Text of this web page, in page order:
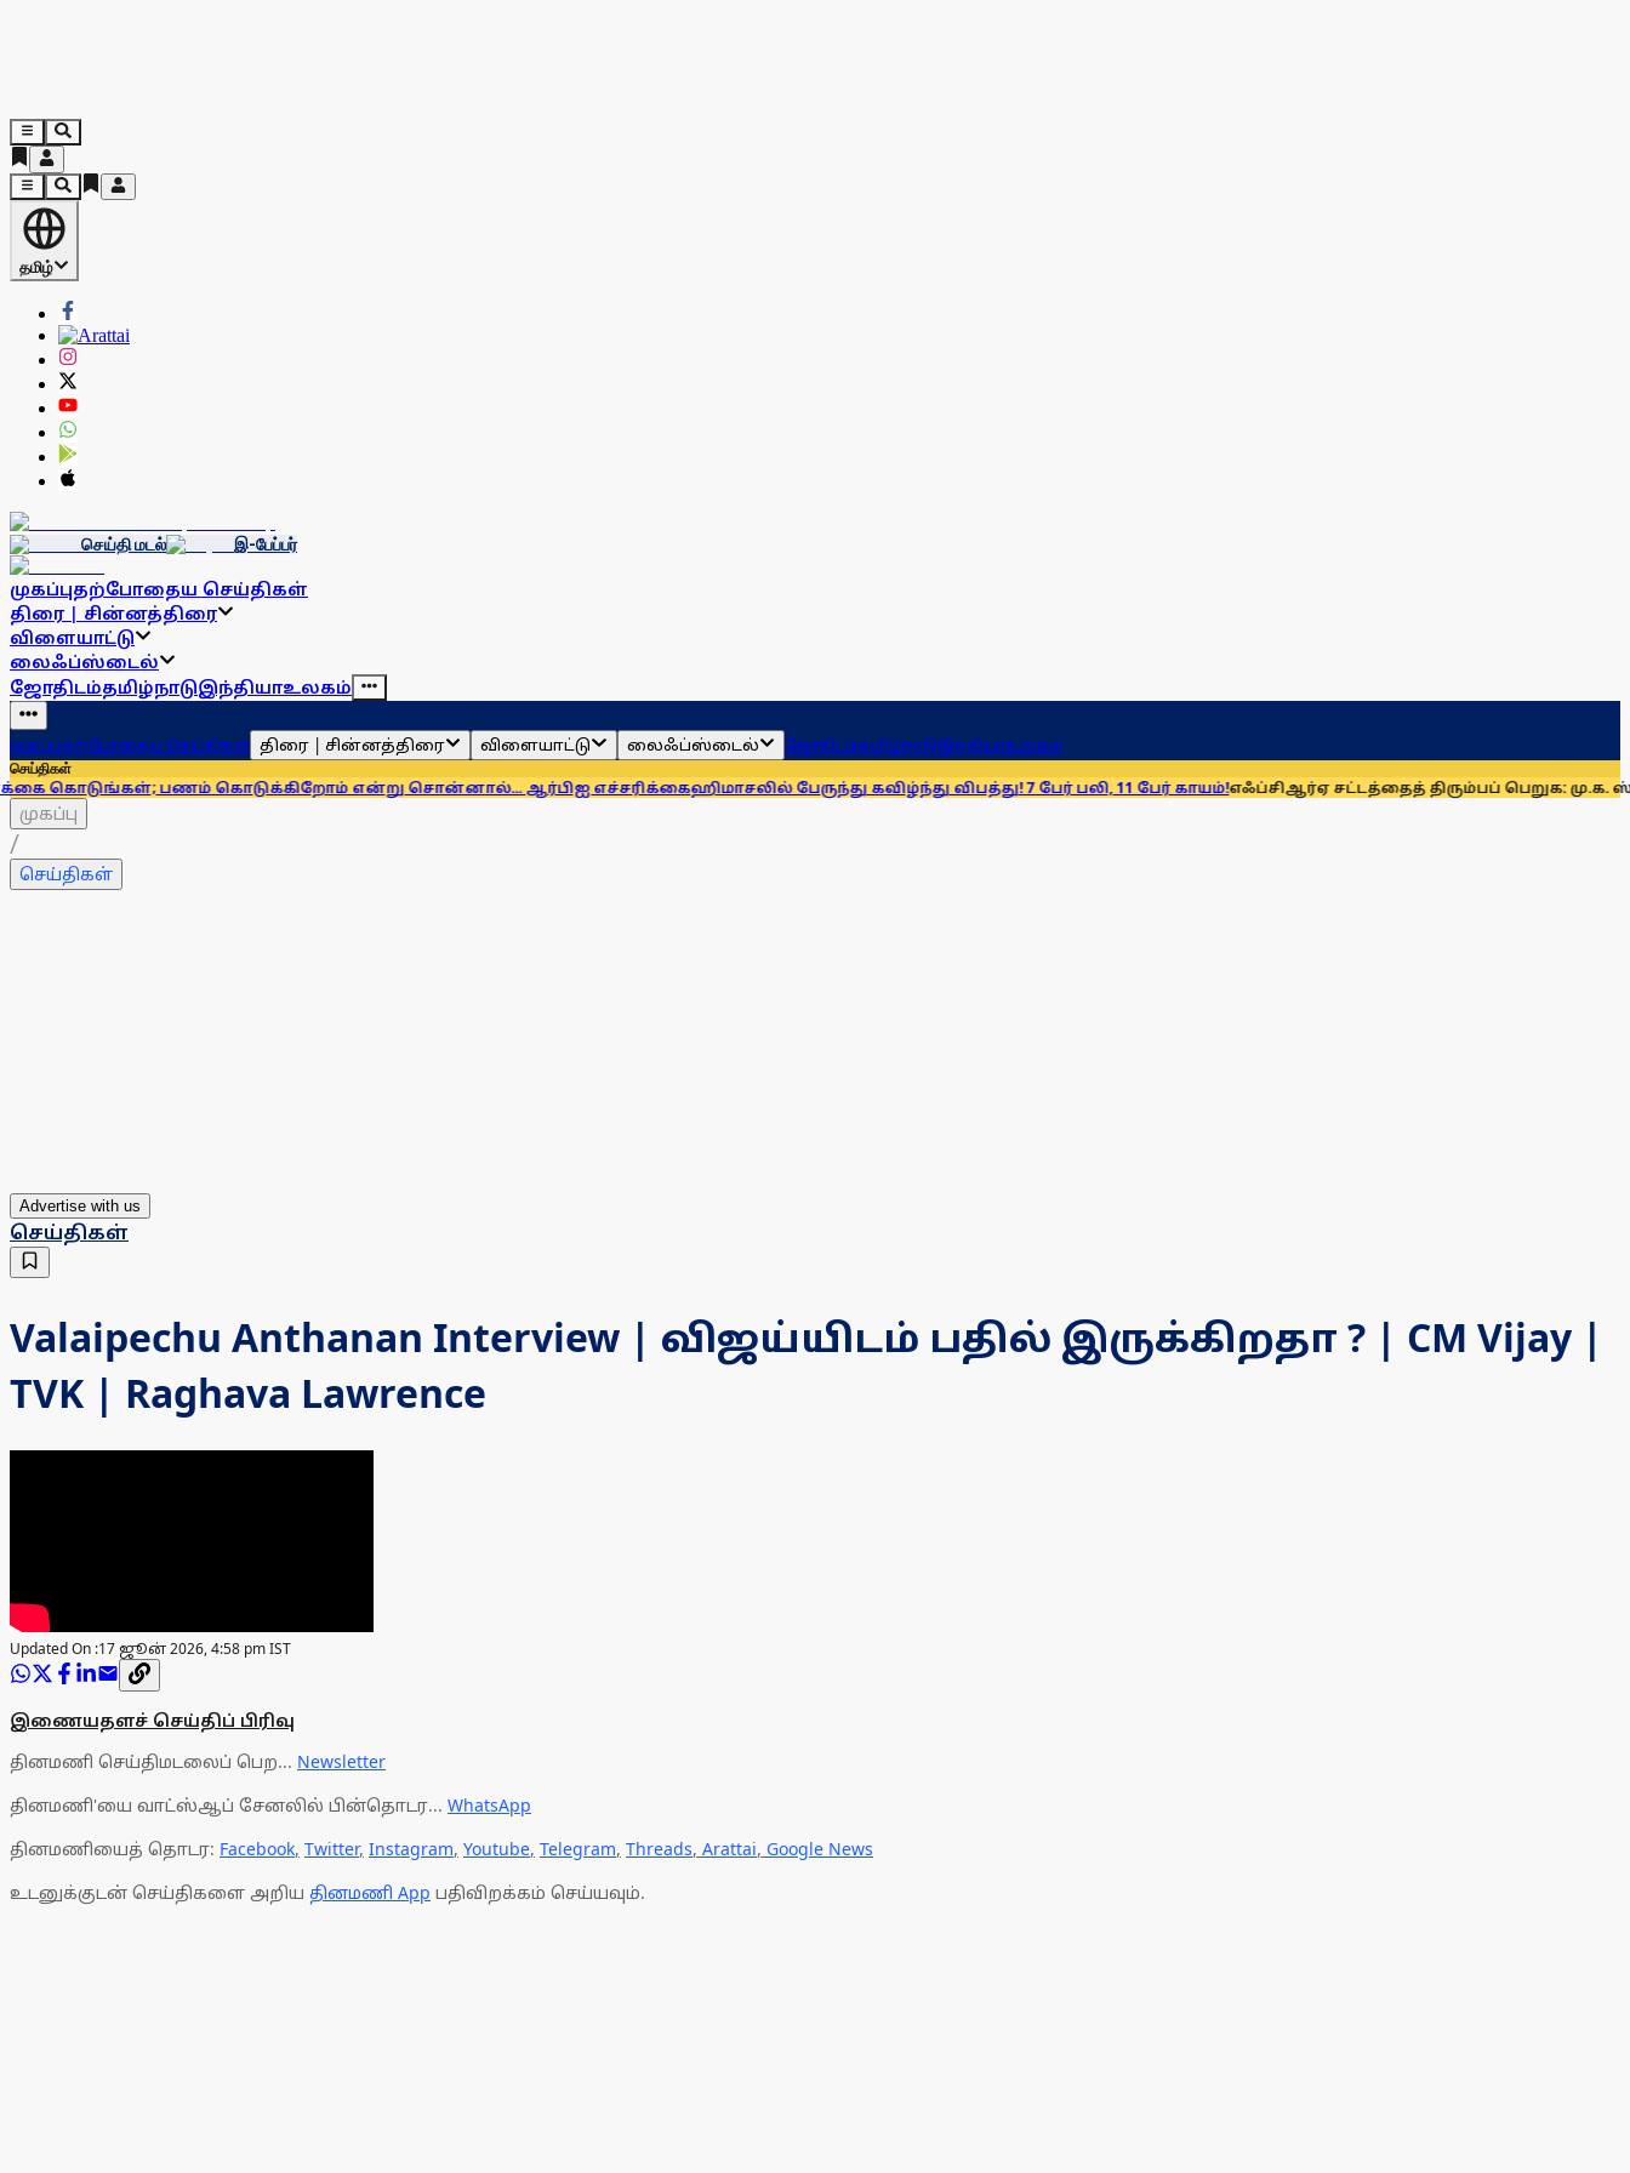
தமிழ்
செய்தி மடல் இ-பேப்பர்
முகப்புதற்போதைய செய்திகள்
திரை | சின்னத்திரை
விளையாட்டு
லைஃப்ஸ்டைல்
ஜோதிடம்தமிழ்நாடுஇந்தியாஉலகம்
முகப்புதற்போதைய செய்திகள் திரை | சின்னத்திரை விளையாட்டு லைஃப்ஸ்டைல் ஜோதிடம்தமிழ்நாடுஇந்தியாஉலகம்
செய்திகள்
பணம் கொடுக்கிறோம் என்று சொன்னால்... ஆர்பிஐ எச்சரிக்கைஹிமாசலில் பேருந்து கவிழ்ந்து விபத்து! 7 பேர் பலி, 11 பேர் காயம்!எஃப்சிஆர்ஏ சட்டத்தைத் திரும்பப் பெறுக: மு.க. ஸ்டாலின்
முகப்பு
/
செய்திகள்
Advertise with us
செய்திகள்
Valaipechu Anthanan Interview | விஜய்யிடம் பதில் இருக்கிறதா ? | CM Vijay |
TVK | Raghava Lawrence
Updated On :17 ஜூன் 2026, 4:58 pm IST
இணையதளச் செய்திப் பிரிவு
தினமணி செய்திமடலைப் பெற... Newsletter
தினமணி'யை வாட்ஸ்ஆப் சேனலில் பின்தொடர... WhatsApp
தினமணியைத் தொடர: Facebook, Twitter, Instagram, Youtube, Telegram, Threads, Arattai, Google News
உடனுக்குடன் செய்திகளை அறிய தினமணி App பதிவிறக்கம் செய்யவும்.